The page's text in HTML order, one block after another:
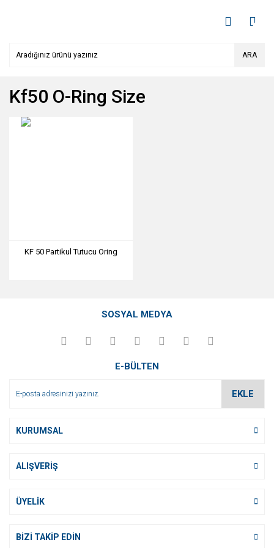
ARA
Kf50 O-Ring Size
KF 50 Partikul Tutucu Oring
SOSYAL MEDYA
E-BÜLTEN
EKLE
KURUMSAL
ALIŞVERİŞ
ÜYELİK
BİZİ TAKİP EDİN